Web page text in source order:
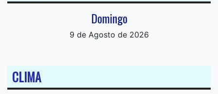
Domingo
9 de Agosto de 2026
CLIMA